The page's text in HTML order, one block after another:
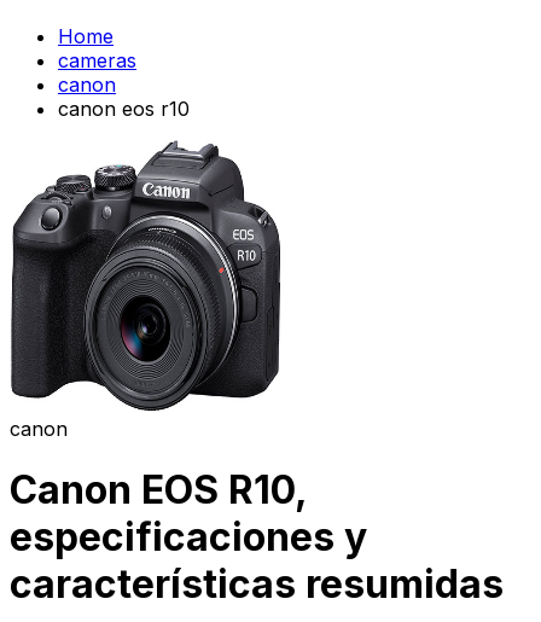
Home
cameras
canon
canon eos r10
canon
Canon EOS R10,
especificaciones y
características resumidas